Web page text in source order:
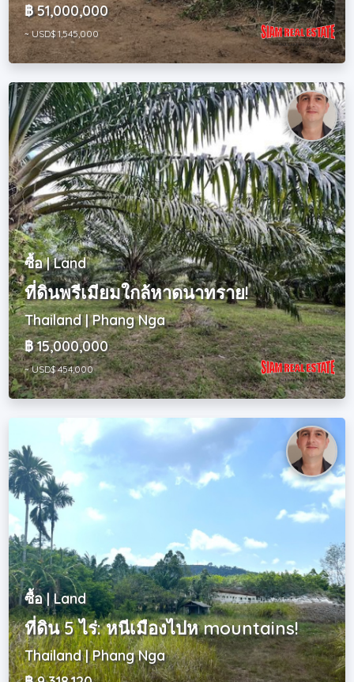
฿ 51,000,000
~ USD$ 1,545,000
ซื้อ | Land
ที่ดินพรีเมียมใกล้หาดนาทราย!
Thailand | Phang Nga
฿ 15,000,000
~ USD$ 454,000
ซื้อ | Land
ที่ดิน 5 ไร่: หนีเมืองไปห mountains!
Thailand | Phang Nga